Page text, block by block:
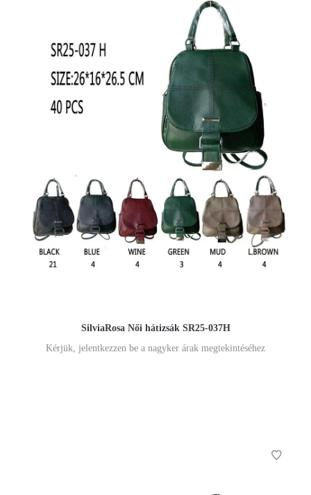
SilviaRosa Női hátizsák SR25-037H
Kérjük, jelentkezzen be a nagyker árak megtekintéséhez